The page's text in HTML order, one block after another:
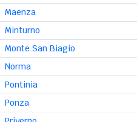
Maenza
Minturno
Monte San Biagio
Norma
Pontinia
Ponza